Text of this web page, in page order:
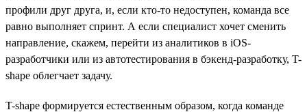
профили друг друга, и, если кто-то недоступен, команда все
равно выполняет спринт. А если специалист хочет сменить
направление, скажем, перейти из аналитиков в iOS-
разработчики или из автотестирования в бэкенд-разработку, T-
shape облегчает задачу.
T-shape формируется естественным образом, когда команде